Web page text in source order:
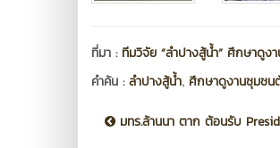
ที่มา : ทีมวิจัย “ลำปางสู้น้ำ” ศึกษาดู
คำค้น :ลำปางสู้น้ำ, ศึกษาดูงานชุมช
มทร.ล้านนา ตาก ต้อนรับ